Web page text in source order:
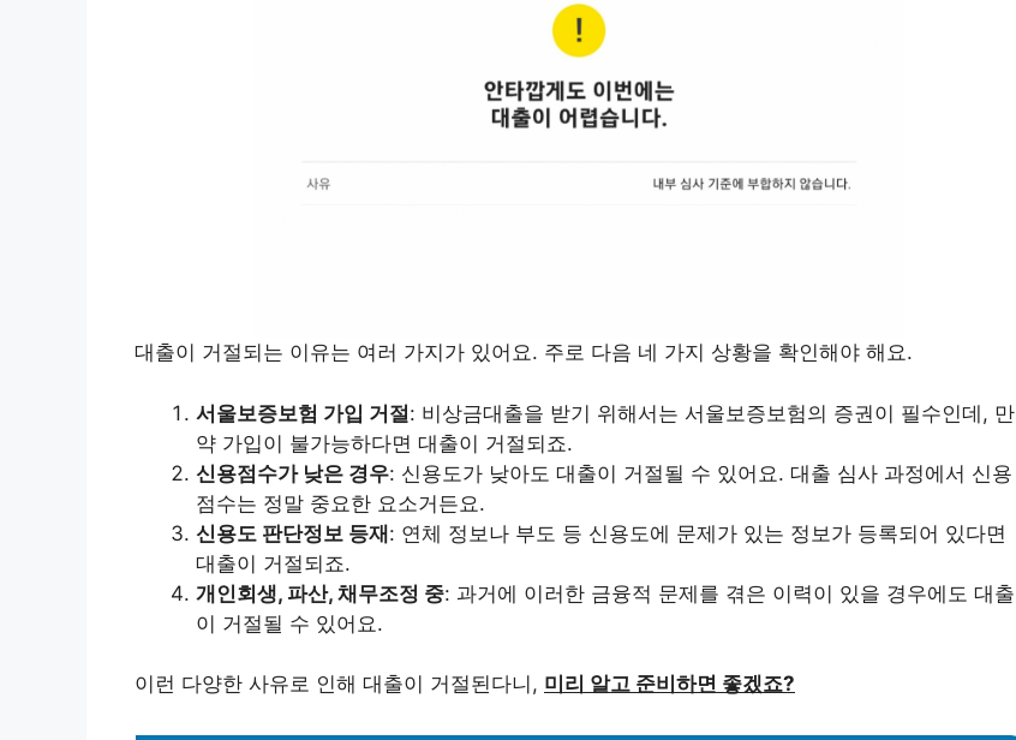
대출이 거절되는 이유는 여러 가지가 있어요. 주로 다음 네 가지 상황을 확인해야 해요.
서울보증보험 가입 거절: 비상금대출을 받기 위해서는 서울보증보험의 증권이 필수인데, 만
약 가입이 불가능하다면 대출이 거절되죠.
신용점수가 낮은 경우: 신용도가 낮아도 대출이 거절될 수 있어요. 대출 심사 과정에서 신용
점수는 정말 중요한 요소거든요.
신용도 판단정보 등재: 연체 정보나 부도 등 신용도에 문제가 있는 정보가 등록되어 있다면
대출이 거절되죠.
개인회생, 파산, 채무조정 중: 과거에 이러한 금융적 문제를 겪은 이력이 있을 경우에도 대출
이 거절될 수 있어요.
이런 다양한 사유로 인해 대출이 거절된다니, 미리 알고 준비하면 좋겠죠?